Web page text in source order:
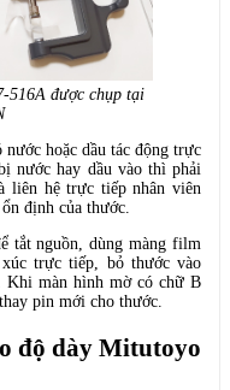
516A được chụp tại
hoặc dầu tác động trực
nước hay dầu vào thì phải
liên hệ trực tiếp nhân viên
định của thước.
tắt nguồn, dùng màng film
trực tiếp, bỏ thước vào
Khi màn hình mờ có chữ B
pin mới cho thước.
độ dày Mitutoyo